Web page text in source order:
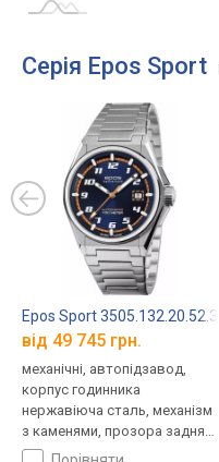
Серія Epos Sport
Epos Sport 3505.132.20.52.30
від 49 745 грн.
механічні, автопідзавод,
корпус годинника
нержавіюча сталь, механізм
з каменями, прозора задня
кришка, ремінець: браслет